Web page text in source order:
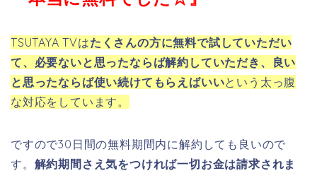
※公式ホームページはこちら
パイレーツオブカリビアン1呪
版を今すぐ見る